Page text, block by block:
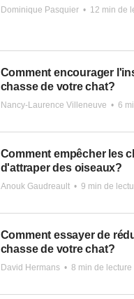
Dominique Pasquier • 12 min de
Comment encourager
chasse de votre chat?
Nancy-Laurence Villeneuve • 6
Comment empêcher les
d'attraper des oiseaux?
Anouk Gaudreault • 9 min de
Comment essayer de
chasse de votre chat?
David Hermans • 8 min de lecture